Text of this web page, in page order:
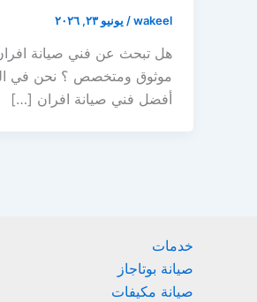
wakeel
/ يونيو ٢٣, ٢٠٢٦
هل تبحث عن فني صيانة افران
موثوق ومتخصص ؟ نحن في
أفضل فني صيانة افران […]
خدمات
صيانة بوتاجاز
صيانة مكيفات